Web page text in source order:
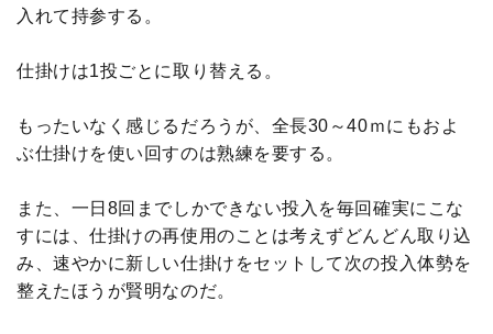
入れて持参する。
仕掛けは1投ごとに取り替える。
もったいなく感じるだろうが、全長30～40ｍにもおよ
ぶ仕掛けを使い回すのは熟練を要する。
また、一日8回までしかできない投入を毎回確実にこな
すには、仕掛けの再使用のことは考えずどんどん取り込
み、速やかに新しい仕掛けをセットして次の投入体勢を
整えたほうが賢明なのだ。